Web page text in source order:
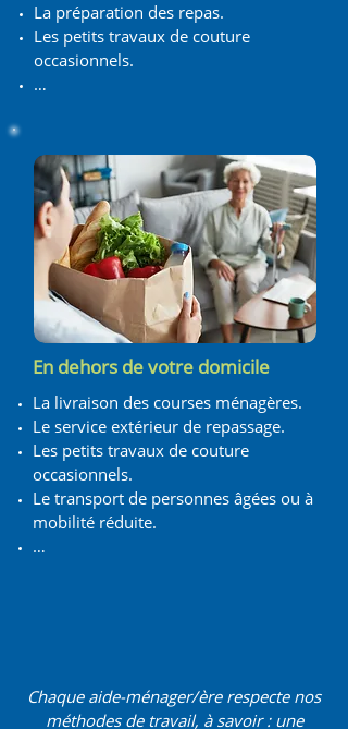
La préparation des repas.
Les petits travaux de couture
occasionnels.
…
En dehors de votre domicile
La livraison des courses ménagères.
Le service extérieur de repassage.
Les petits travaux de couture
occasionnels.
Le transport de personnes âgées ou à
mobilité réduite.
…
Chaque aide-ménager/ère respecte nos
méthodes de travail, à savoir : une